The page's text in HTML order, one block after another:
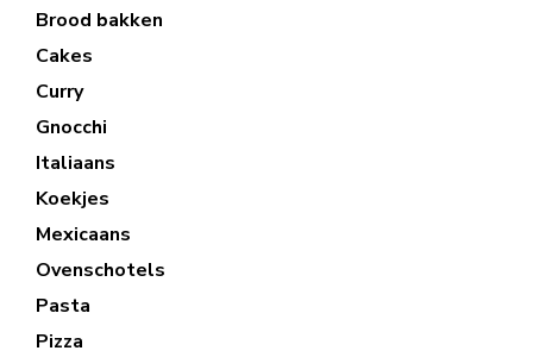
Brood bakken
Cakes
Curry
Gnocchi
Italiaans
Koekjes
Mexicaans
Ovenschotels
Pasta
Pizza